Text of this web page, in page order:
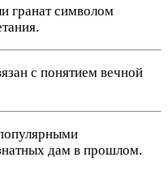
гранат символом
с понятием вечной
дам в прошлом.